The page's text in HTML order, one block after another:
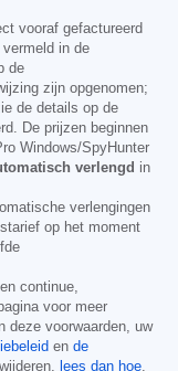
vooraf gefactureerd
in de
de
zijn opgenomen;
de details op de
De prijzen beginnen
Windows/SpyHunter
verlengd in
verlengingen
op het moment
continue,
voor meer
deze voorwaarden, uw
en de
lees dan hoe.